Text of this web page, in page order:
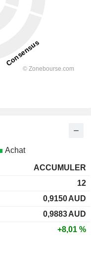
Achat
ACCUMULER
12
0,9150AUD
0,9883AUD
+8,01 %